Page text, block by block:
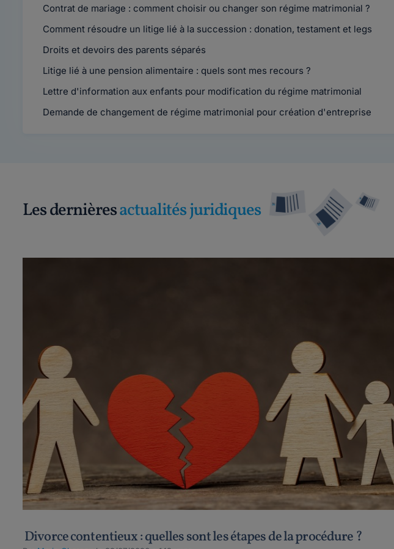
Contrat de mariage : comment choisir ou changer son régime matrimonial ?
Comment résoudre un litige lié à la succession : donation, testament et legs
Droits et devoirs des parents séparés
Litige lié à une pension alimentaire : quels sont mes recours ?
Lettre d'information aux enfants pour modification du régime matrimonial
Demande de changement de régime matrimonial pour création d'entreprise
Les dernièresactualités juridiques
Divorce contentieux : quelles sont les étapes de la procédure ?